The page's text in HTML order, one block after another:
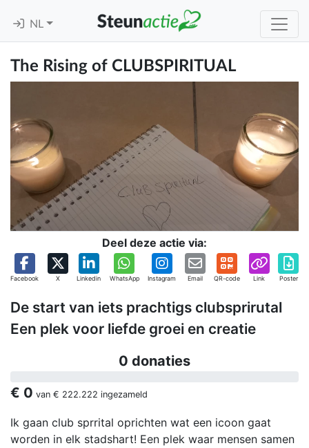
NL
The Rising of CLUBSPIRITUAL
Deel deze actie via:
Facebook X Linkedin WhatsApp Instagram Email QR-code Link Poster
De start van iets prachtigs clubsprirutal
Een plek voor liefde groei en creatie
0 donaties
€ 0 van € 222.222 ingezameld
Ik gaan club sprrital oprichten wat een icoon gaat
worden in elk stadshart! Een plek waar mensen samen